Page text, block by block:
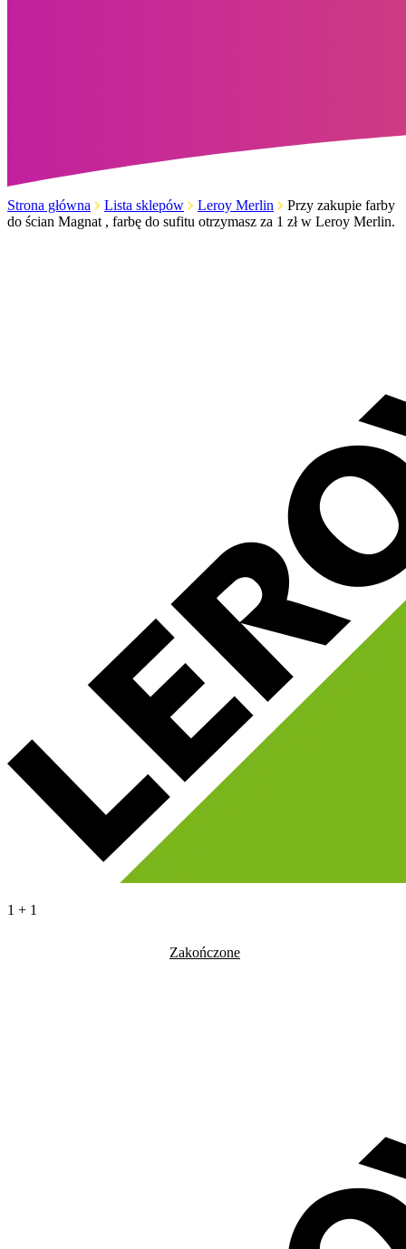
Strona główna Lista sklepów Leroy Merlin
Przy zakupie farby
do ścian Magnat , farbę do sufitu otrzymasz za 1 zł w Leroy Merlin.
1 + 1
Zakończone